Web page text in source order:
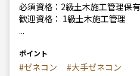
必須資格：2級土木施工管理保
歓迎資格： 1級土木施工管理
...
ポイント
#ゼネコン #大手ゼネコン